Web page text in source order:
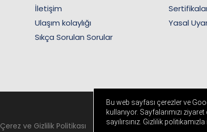
İletişim
Ulaşım kolaylığı
Sıkça Sorulan Sorular
Yasal
Çerez ve Gizlilik Politikası
Bu web sayfası çerezler ve
kullanıyor. Sayfalarımızı
sayılırsınız. Gizlilik